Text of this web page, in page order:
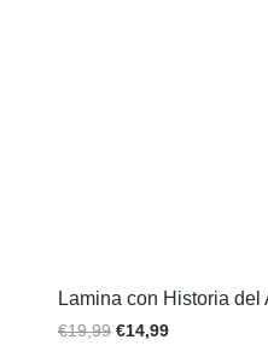
Lamina con Historia del
€19,99 €14,99